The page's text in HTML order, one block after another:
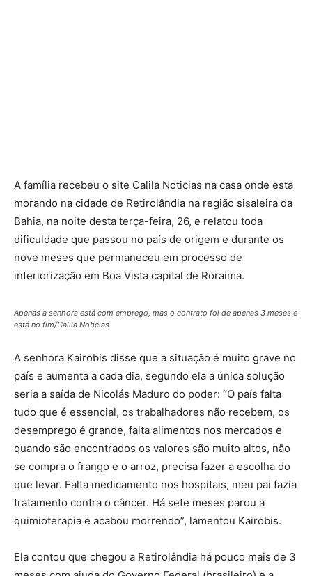
A família recebeu o site Calila Noticias na casa onde esta
morando na cidade de Retirolândia na região sisaleira da
Bahia, na noite desta terça-feira, 26, e relatou toda
dificuldade que passou no país de origem e durante os
nove meses que permaneceu em processo de
interiorização em Boa Vista capital de Roraima.
Apenas a senhora está com emprego, mas o contrato foi de apenas 3 meses e
está no fim/Calila Notícias
A senhora Kairobis disse que a situação é muito grave no
país e aumenta a cada dia, segundo ela a única solução
seria a saída de Nicolás Maduro do poder: “O país falta
tudo que é essencial, os trabalhadores não recebem, os
desemprego é grande, falta alimentos nos mercados e
quando são encontrados os valores são muito altos, não
se compra o frango e o arroz, precisa fazer a escolha do
que levar. Falta medicamento nos hospitais, meu pai fazia
tratamento contra o câncer. Há sete meses parou a
quimioterapia e acabou morrendo”, lamentou Kairobis.
Ela contou que chegou a Retirolândia há pouco mais de 3